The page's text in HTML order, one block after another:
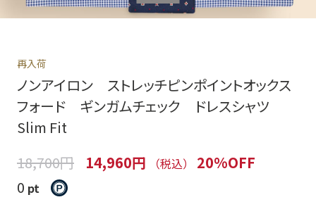
再入荷
ノンアイロン ストレッチピンポイントオックス
フォード ギンガムチェック ドレスシャツ
Slim Fit
18,700円
14,960円 （税込）
20%OFF
0 pt